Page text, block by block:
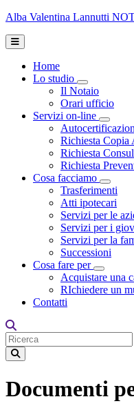
Alba Valentina Lannutti
Home
Lo studio
Toggle
Il Notaio
Orari ufficio
Servizi on-line
Toggle
Richiesta Copia
Richiesta
Richiesta
Cosa facciamo
Toggle
Trasferimenti
Atti ipotecari
Servizi per le
Servizi per i
Servizi per la
Successioni
Cosa fare per
Toggle
Acquistare una
RIchiedere un
Contatti
Documenti